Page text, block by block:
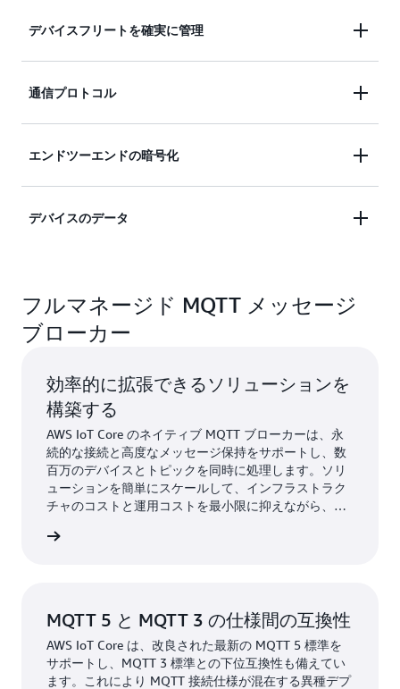
デバイスフリートを確実に管理
く、デバイスフリートを簡単かつ確実に接続、管
理、およびスケーリングします。
通信プロトコル
ど、お好みの通信プロトコールをお選びいただけま
す。
エンドツーエンドの暗号化
バイスの接続とデータを保護します。
デバイスのデータ
フルマネージド MQTT メッセージ
ブローカー
効率的に拡張できるソリューションを
構築する
AWS IoT Core のネイティブ MQTT ブローカーは、永
続的な接続と高度なメッセージ保持をサポートし、数
百万のデバイスとトピックを同時に処理します。ソリ
ューションを簡単にスケールして、インフラストラク
チャのコストと運用コストを最小限に抑えながら、何
MQTT 5 と MQTT 3 の仕様間の互換性
AWS IoT Core は、改良された最新の MQTT 5 標準を
サポートし、MQTT 3 標準との下位互換性も備えてい
ます。これにより MQTT 接続仕様が混在する異種デプ